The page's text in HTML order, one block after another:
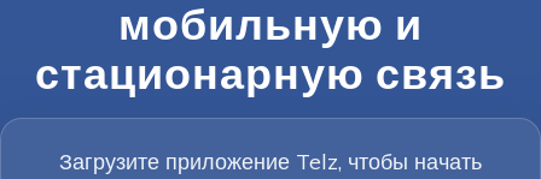
мобильную и
стационарную связь
Загрузите приложение Telz, чтобы начать